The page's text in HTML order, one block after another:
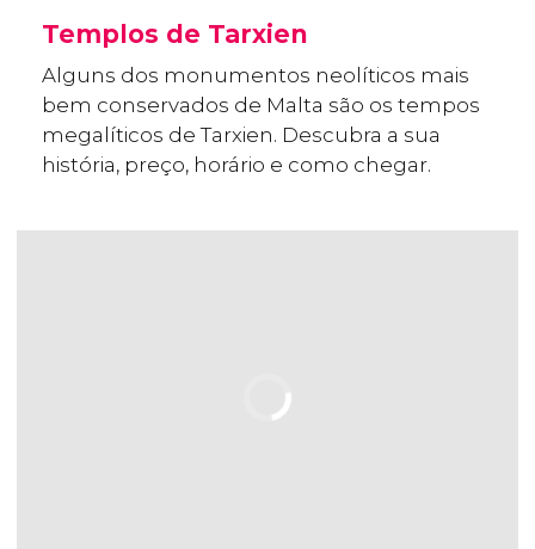
Templos de Tarxien
Alguns dos monumentos neolíticos mais
bem conservados de Malta são os tempos
megalíticos de Tarxien. Descubra a sua
história, preço, horário e como chegar.